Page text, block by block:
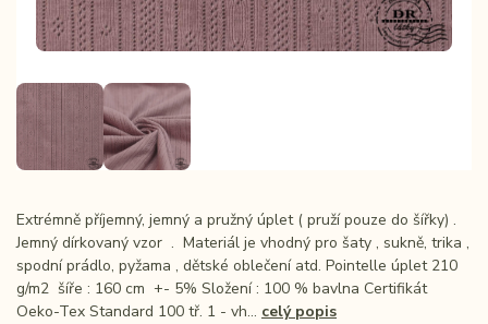
Extrémně příjemný, jemný a pružný úplet ( pruží pouze do šířky) .
Jemný dírkovaný vzor . Materiál je vhodný pro šaty , sukně, trika ,
spodní prádlo, pyžama , dětské oblečení atd. Pointelle úplet 210
g/m2 šíře : 160 cm +- 5% Složení : 100 % bavlna Certifikát
Oeko-Tex Standard 100 tř. 1 - vh... celý popis